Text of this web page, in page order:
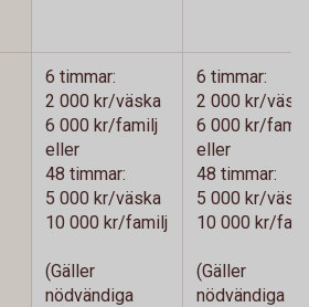
6 timmar:
2 000 kr/väska
6 000 kr/familj
eller
48 timmar:
5 000 kr/väska
10 000 kr/familj
(Gäller
nödvändiga
6 timmar:
2 000 kr/
6 000 kr/familj
eller
48 timmar:
5 000 kr/
10 000 kr/
(Gäller
nödvändiga